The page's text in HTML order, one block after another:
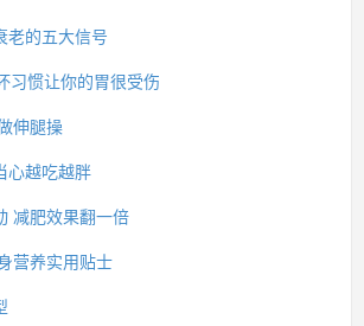
老的五大信号
习惯让你的胃很受伤
伸腿操
心越吃越胖
减肥效果翻一倍
营养实用贴士